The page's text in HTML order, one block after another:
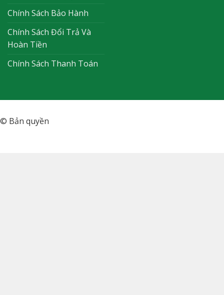
Chính Sách Bảo Hành
Chính Sách Đổi Trả Và
Hoàn Tiền
Chính Sách Thanh Toán
© Bản quyền